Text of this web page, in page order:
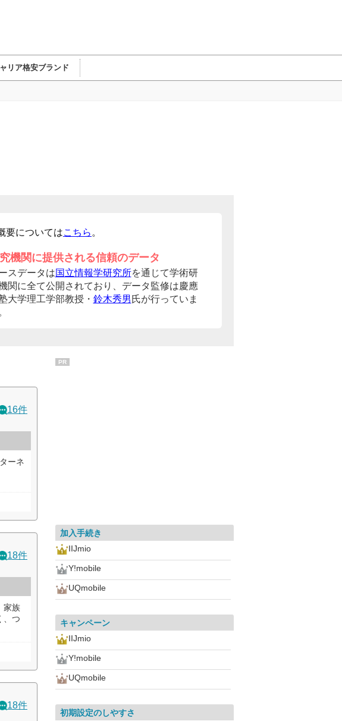
リア格安ブランド
要についてはこちら 。
機関に提供される信頼のデータ
スデータは国立情報学研究所を通じて学術研
関に全て公開されており、データ監修は慶應
大学理工学部教授・ 鈴木秀男 氏が行っていま
16件
ーネ
18件
家族
、つ
18件
PR
加入手続き
IIJmio
Y!mobile
UQmobile
キャンペーン
IIJmio
Y!mobile
UQmobile
初期設定のしやすさ